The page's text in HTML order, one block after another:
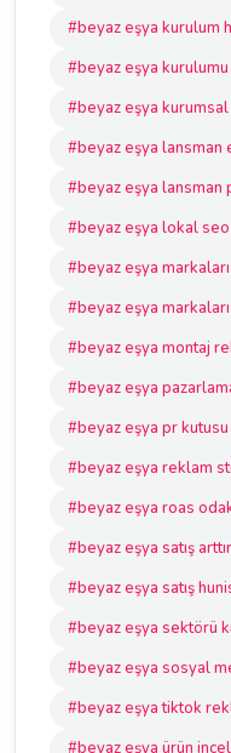
#beyaz eşya kurulum
#beyaz eşya
#beyaz eşya kurumsal
#beyaz eşya lansman
#beyaz eşya lansman
#beyaz eşya lokal
#beyaz eşya
#beyaz eşya
#beyaz eşya montaj
#beyaz eşya
#beyaz eşya pr
#beyaz eşya reklam
#beyaz eşya roas
#beyaz eşya satış
#beyaz eşya satış
#beyaz eşya sektörü
#beyaz eşya sosyal
#beyaz eşya tiktok
#beyaz eşya ürün